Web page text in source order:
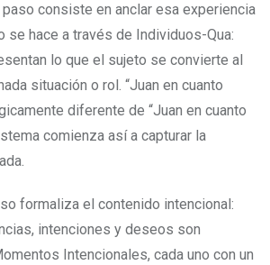
consiste en anclar esa experiencia
se hace a través de Individuos-Qua:
lo que el sujeto se convierte al
situación o rol. “Juan en cuanto
diferente de “Juan en cuanto
comienza así a capturar la
el contenido intencional:
intenciones y deseos son
Intencionales, cada uno con un